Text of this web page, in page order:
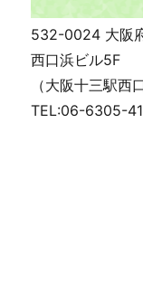
532-0024 大阪
西口浜ビル5F
（大阪十三駅西
TEL:06-6305-